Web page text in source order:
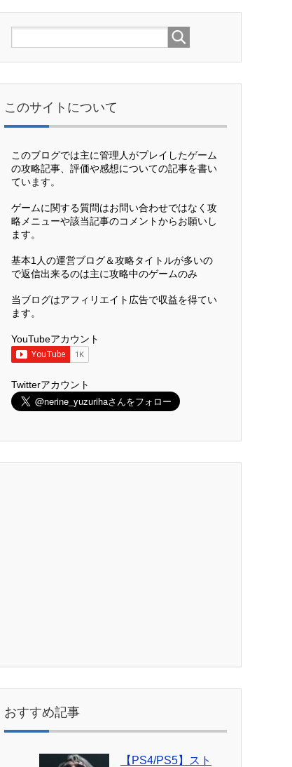
このサイトについて
このブログでは主に管理人がプレイしたゲーム
の攻略記事、評価や感想についての記事を書い
ています。
ゲームに関する質問はお問い合わせではなく攻
略メニューや該当記事のコメントからお願いし
ます。
基本1人の運営ブログ＆攻略タイトルが多いの
で返信出来るのは主に攻略中のゲームのみ
当ブログはアフィリエイト広告で収益を得てい
ます。
YouTubeアカウント
Twitterアカウント
おすすめ記事
【PS4/PS5】スト